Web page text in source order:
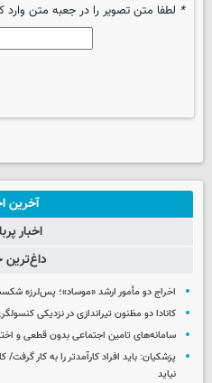
* لطفا متن تصویر را در جعبه متن وارد
آخرین
اخبار
داغ‌ترین
اخراج دو مأمور ارشد «موساد»؛ پس‌لرزه
کانادا دو مظنون تیراندازی در نزدیکی
سامانه‌های تامین اجتماعی بدون قطعی و
پزشکیان: باید افراد کارآمدتر را به کار
نیاید